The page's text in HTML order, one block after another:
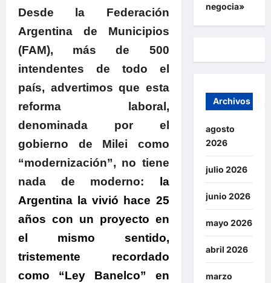
Desde la Federación
Argentina de Municipios
(FAM), más de 500
intendentes de todo el
país, advertimos que esta
reforma laboral,
denominada por el
gobierno de Milei como
“modernización”, no tiene
nada de moderno: la
Argentina la vivió hace 25
años con un proyecto en
el mismo sentido,
tristemente recordado
como “Ley Banelco” en
negocia»
Archivos
agosto
2026
julio 2026
junio 2026
mayo 2026
abril 2026
marzo